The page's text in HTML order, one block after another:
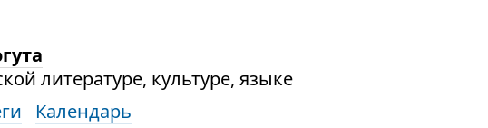
литературе, культуре, языке
Календарь